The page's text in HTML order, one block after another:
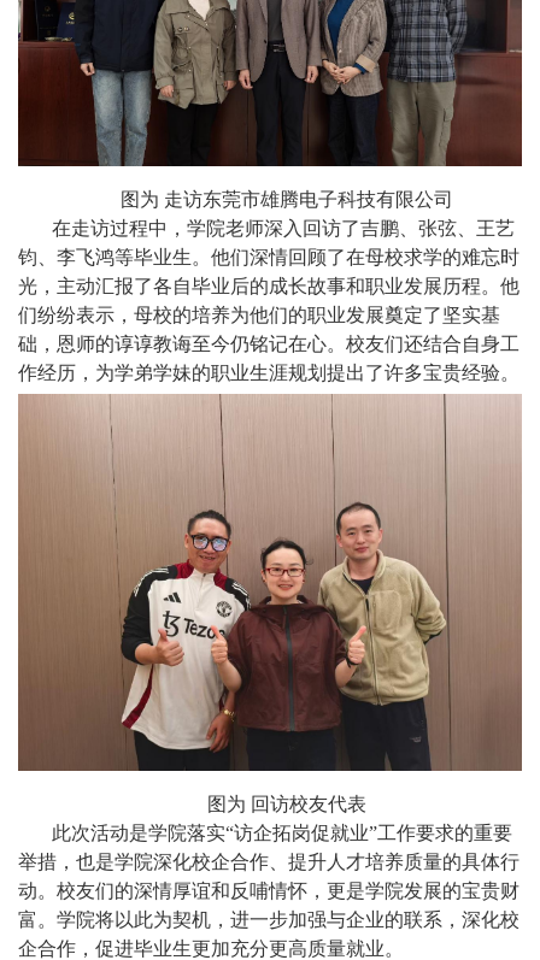
图为 走访东莞市雄腾电子科技有限公司
在走访过程中，学院老师深入回访了吉鹏、张弦、王艺
钧、李飞鸿等毕业生。他们深情回顾了在母校求学的难忘时
光，主动汇报了各自毕业后的成长故事和职业发展历程。他
们纷纷表示，母校的培养为他们的职业发展奠定了坚实基
础，恩师的谆谆教诲至今仍铭记在心。校友们还结合自身工
作经历，为学弟学妹的职业生涯规划提出了许多宝贵经验。
图为 回访校友代表
此次活动是学院落实“访企拓岗促就业”工作要求的重要
举措，也是学院深化校企合作、提升人才培养质量的具体行
动。校友们的深情厚谊和反哺情怀，更是学院发展的宝贵财
富。学院将以此为契机，进一步加强与企业的联系，深化校
企合作，促进毕业生更加充分更高质量就业。